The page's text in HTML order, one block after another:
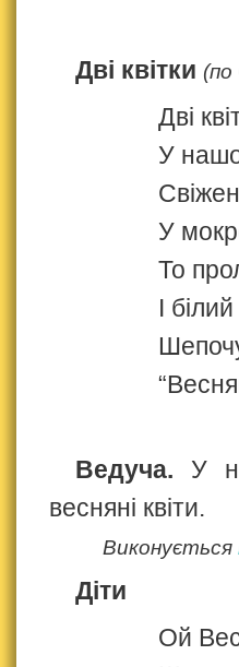
Дві квітки (по
Дві
У
У
То
І
Ведуча. У
весняні квіти.
Виконується
Діти
Ой